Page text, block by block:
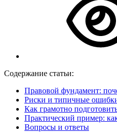
Содержание статьи:
Правовой фундамент:
Риски и типичные
Как грамотно
Практический пример:
Вопросы и ответы